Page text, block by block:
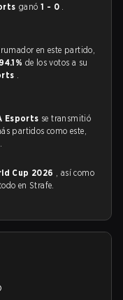
ganó1 - 0 .
en este partido,
94.1% de los votos a su
.
Esports se transmitió
partidos como este,
.
Cup 2026 , así como
en Strafe.